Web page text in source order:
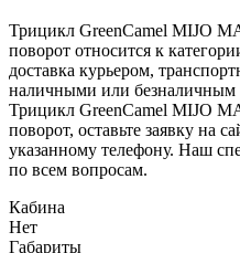
Трицикл GreenCamel MIJO
поворот относится к
доставка курьером,
наличными или безналичным
Трицикл GreenCamel MIJO
поворот, оставьте заявку на
указанному телефону. Наш
по всем вопросам.
Кабина
Нет
Габариты